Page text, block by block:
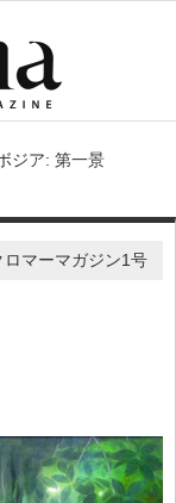
ジア: 第一景
ロマーマガジン1号